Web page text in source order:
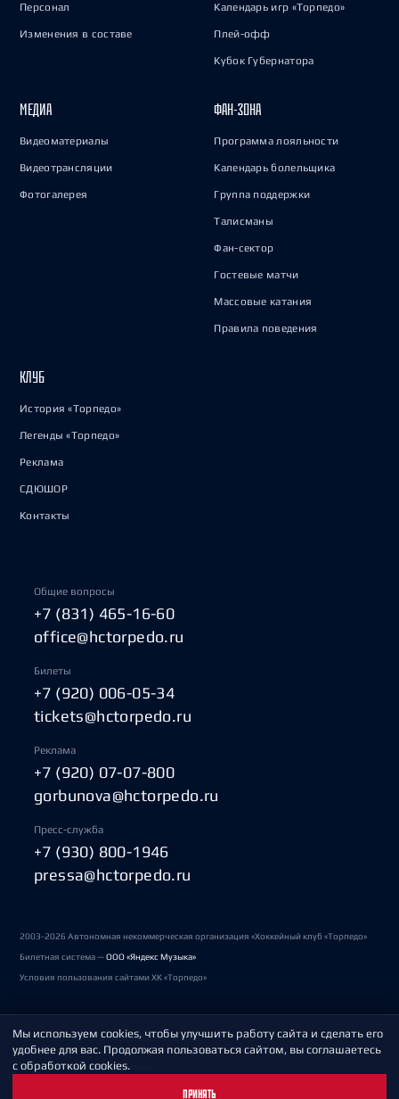
Персонал
Изменения в составе
Календарь игр «Торпедо»
Плей-офф
Кубок Губернатора
МЕДИА
Видеоматериалы
Видеотрансляции
Фотогалерея
ФАН-ЗОНА
Программа лояльности
Календарь болельщика
Группа поддержки
Талисманы
Фан-сектор
Гостевые матчи
Массовые катания
Правила поведения
КЛУБ
История «Торпедо»
Легенды «Торпедо»
Реклама
СДЮШОР
Контакты
Общие вопросы
+7 (831) 465-16-60
office@hctorpedo.ru
Билеты
+7 (920) 006-05-34
tickets@hctorpedo.ru
Реклама
+7 (920) 07-07-800
gorbunova@hctorpedo.ru
Пресс-служба
+7 (930) 800-1946
pressa@hctorpedo.ru
2003-2026 Автономная некоммерческая организация «Хоккейный клуб «Торпедо»
Билетная система —ООО «Яндекс Музыка»
Условия пользования сайтами ХК «Торпедо»
Политика обработки персональных данных
Пользовательское соглашение
Мы используем cookies, чтобы улучшить работу сайта и сделать его
удобнее для вас. Продолжая пользоваться сайтом, вы соглашаетесь
с обработкой cookies.
ПРИНЯТЬ